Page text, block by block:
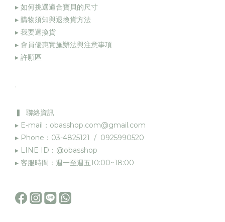
▸ 如何挑選適合寶貝的尺寸
▸ 購物須知與退換貨方法
▸ 我要退換貨
▸ 會員優惠實施辦法與注意事項
▸ 許願區
.
▍ 聯絡資訊
▸ E-mail：obasshop.com@gmail.com
▸ Phone：03-4825121 / 0925990520
▸ LINE ID：@obasshop
▸ 客服時間：週一至週五10:00~18:00